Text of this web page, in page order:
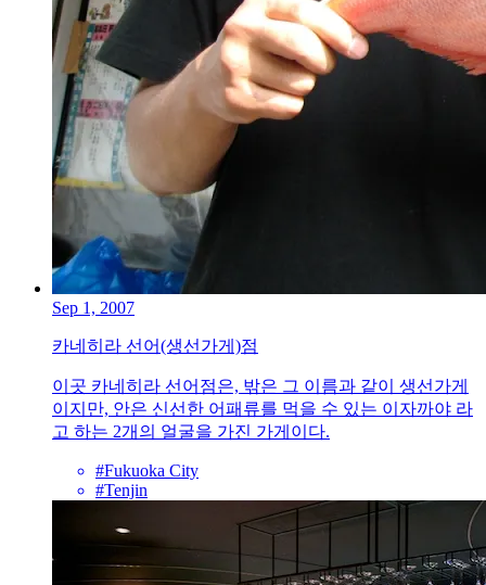
Sep 1, 2007
카네히라 선어(생선가게)점
이곳 카네히라 선어점은, 밖은 그 이름과 같이 생선가게
이지만, 안은 신선한 어패류를 먹을 수 있는 이자까야 라
고 하는 2개의 얼굴을 가진 가게이다.
#Fukuoka City
#Tenjin